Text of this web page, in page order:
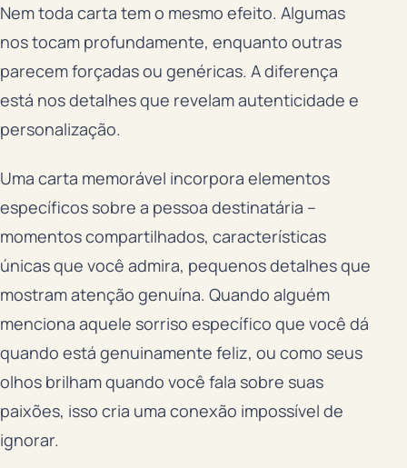
Nem toda carta tem o mesmo efeito. Algumas
nos tocam profundamente, enquanto outras
parecem forçadas ou genéricas. A diferença
está nos detalhes que revelam autenticidade e
personalização.
Uma carta memorável incorpora elementos
específicos sobre a pessoa destinatária –
momentos compartilhados, características
únicas que você admira, pequenos detalhes que
mostram atenção genuína. Quando alguém
menciona aquele sorriso específico que você dá
quando está genuinamente feliz, ou como seus
olhos brilham quando você fala sobre suas
paixões, isso cria uma conexão impossível de
ignorar.